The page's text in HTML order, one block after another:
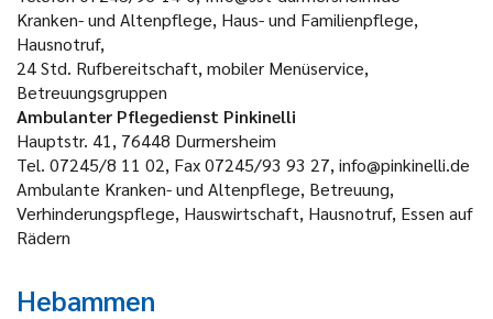
Kranken- und Altenpflege, Haus- und Familienpflege,
Hausnotruf,
24 Std. Rufbereitschaft, mobiler Menüservice,
Betreuungsgruppen
Ambulanter Pflegedienst Pinkinelli
Hauptstr. 41, 76448 Durmersheim
Tel. 07245/8 11 02, Fax 07245/93 93 27, info@pinkinelli.de
Ambulante Kranken- und Altenpflege, Betreuung,
Verhinderungspflege, Hauswirtschaft, Hausnotruf, Essen auf
Rädern
Hebammen